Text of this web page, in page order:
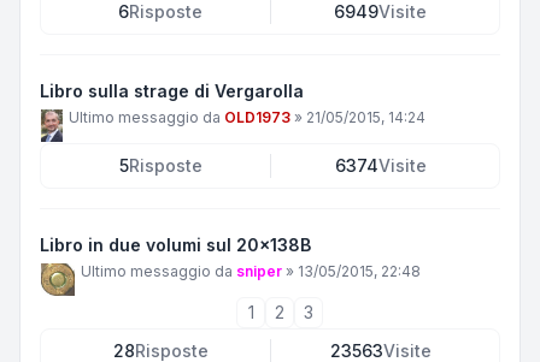
6Risposte 6949Visite
Libro sulla strage di Vergarolla
Ultimo messaggio da OLD1973 » 21/05/2015, 14:24
5Risposte 6374Visite
Libro in due volumi sul 20x138B
Ultimo messaggio da sniper » 13/05/2015, 22:48
1 2
3
28Risposte 23563Visite